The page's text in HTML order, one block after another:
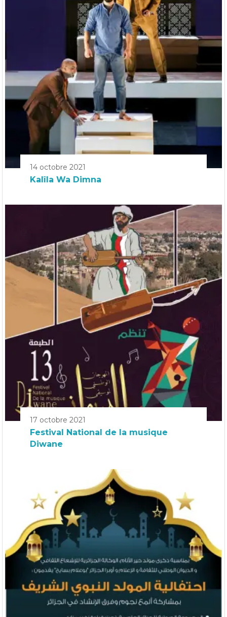
14 octobre 2021
Kalîla Wa Dimna
17 octobre 2021
Festival National de la musique
Diwane